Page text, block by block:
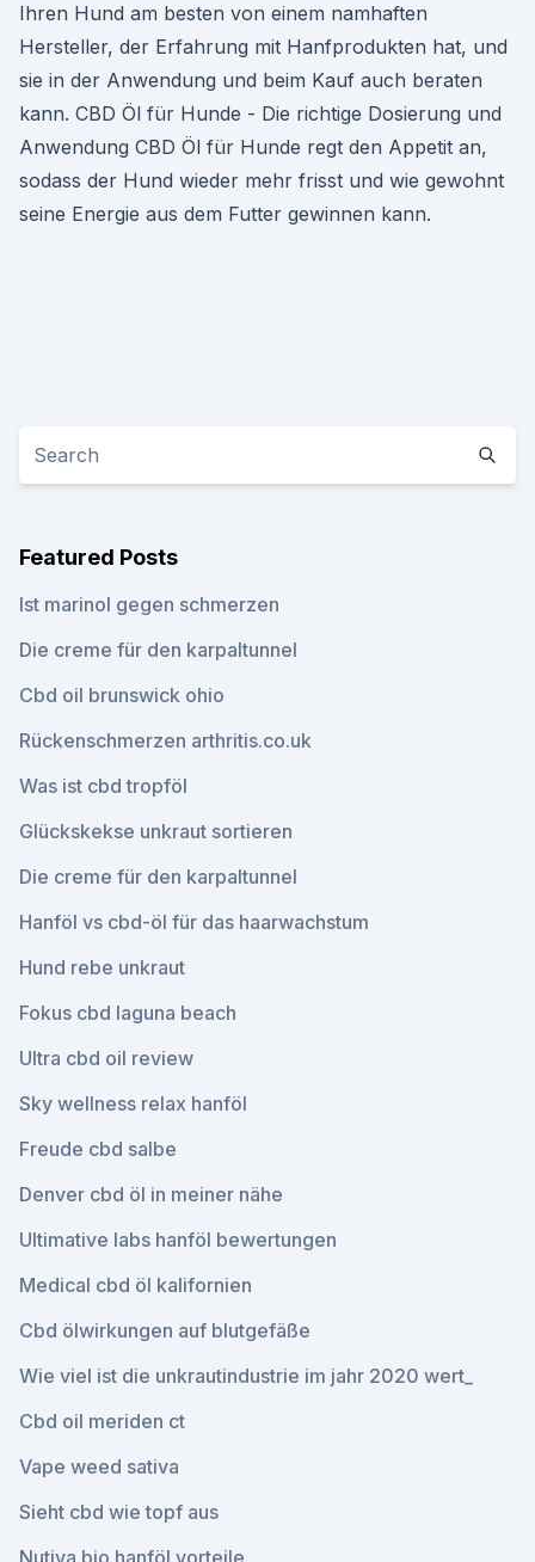
Ihren Hund am besten von einem namhaften
Hersteller, der Erfahrung mit Hanfprodukten hat, und
sie in der Anwendung und beim Kauf auch beraten
kann. CBD Öl für Hunde - Die richtige Dosierung und
Anwendung CBD Öl für Hunde regt den Appetit an,
sodass der Hund wieder mehr frisst und wie gewohnt
seine Energie aus dem Futter gewinnen kann.
Featured Posts
Ist marinol gegen schmerzen
Die creme für den karpaltunnel
Cbd oil brunswick ohio
Rückenschmerzen arthritis.co.uk
Was ist cbd tropföl
Glückskekse unkraut sortieren
Die creme für den karpaltunnel
Hanföl vs cbd-öl für das haarwachstum
Hund rebe unkraut
Fokus cbd laguna beach
Ultra cbd oil review
Sky wellness relax hanföl
Freude cbd salbe
Denver cbd öl in meiner nähe
Ultimative labs hanföl bewertungen
Medical cbd öl kalifornien
Cbd ölwirkungen auf blutgefäße
Wie viel ist die unkrautindustrie im jahr 2020 wert_
Cbd oil meriden ct
Vape weed sativa
Sieht cbd wie topf aus
Nutiva bio hanföl vorteile